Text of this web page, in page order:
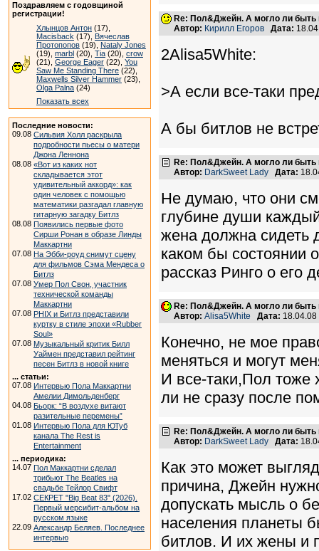
Поздравляем с годовщиной
регистрации!
Хлынцов Антон (17),
Macisback (17), Вячеслав
Протопопов (19), Nataly Jones
(19), marbl (20), Tia (20), crow
(21), George Eager (22), You
Saw Me Standing There (22),
Maxwells Silver Hammer (23),
Olga Palna (24)
Показать всех
Последние новости:
09.08 Сильвия Холл раскрыла
подробности пьесы о матери
Джона Леннона
08.08 «Вот из каких нот
складывается этот
удивительный аккорд»: как
один человек с помощью
математики разгадал главную
гитарную загадку Битлз
08.08 Появились первые фото
Сирши Ронан в образе Линды
Маккартни
07.08 На Эбби-роуд снимут сцену
для фильмов Сэма Мендеса о
Битлз
07.08 Умер Пол Свон, участник
технической команды
Маккартни
07.08 PHIX и Битлз представили
куртку в стиле эпохи «Rubber
Soul»
07.08 Музыкальный критик Билл
Уаймен представил рейтинг
песен Битлз в новой книге
... статьи:
07.08 Интервью Пола Маккартни
Амелии Димольденберг
04.08 Бьорк: “В воздухе витают
разительные перемены”
01.08 Интервью Пола для ЮТуб
канала The Rest is
Entertainment
... периодика:
14.07 Пол Маккартни сделал
трибьют The Beatles на
свадьбе Тейлор Свифт
17.02 СЕКРЕТ "Big Beat 83" (2026).
Первый мерсибит-альбом на
русском языке
22.09 Александр Беляев. Последнее
интервью
Re: Пол&Джейн. А могло ли быть
Автор: Кирилл Егоров Дата:
2Alisa5White:
>А если все-таки
А бы битлов не
Re: Пол&Джейн. А могло ли быть
Автор: DarkSweet Lady Дата:
Не думаю, что они
глубине души
жена должна сидеть
каком бы состоянии
рассказ Ринго о его
Re: Пол&Джейн. А могло ли быть
Автор: Alisa5White Дата:
Конечно, не мое
меняться и могут
И все-таки,Пол тоже
ли не сразу после
Re: Пол&Джейн. А могло ли быть
Автор: DarkSweet Lady Дата:
Как это может
причина, Джейн
допускать мысль о
населения планеты
битлов. И их жены и